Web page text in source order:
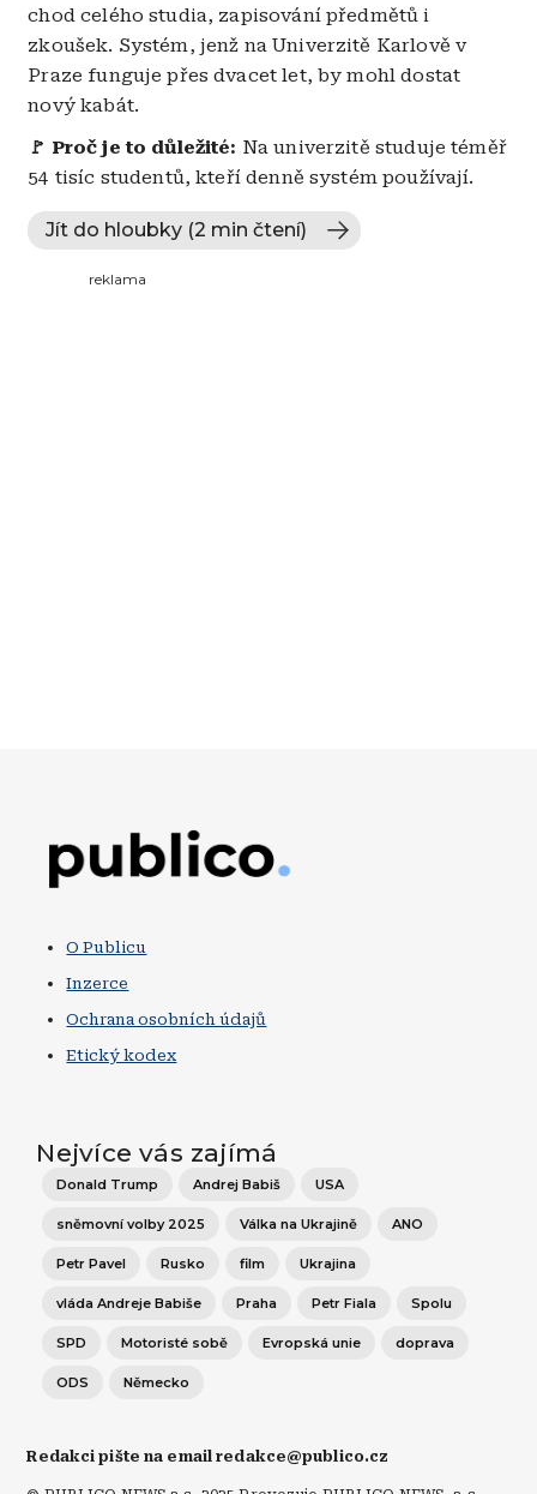
chod celého studia, zapisování předmětů i
zkoušek. Systém, jenž na Univerzitě Karlově v
Praze funguje přes dvacet let, by mohl dostat
nový kabát.
🚩 Proč je to důležité: Na univerzitě studuje téměř
54 tisíc studentů, kteří denně systém používají.
Jít do hloubky (2 min čtení)
reklama
O Publicu
Inzerce
Ochrana osobních údajů
Etický kodex
Nejvíce vás zajímá
Donald Trump Andrej Babiš USA
sněmovní volby 2025 Válka na Ukrajině ANO
Petr Pavel Rusko film Ukrajina
vláda Andreje Babiše Praha Petr Fiala Spolu
SPD Motoristé sobě Evropská unie doprava
ODS Německo
Redakci pište na email redakce@publico.cz